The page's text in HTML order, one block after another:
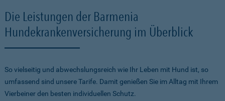
Die Leistungen der Barmenia
Hundekrankenversicherung im Überblick
So vielseitig und abwechslungsreich wie Ihr Leben mit Hund ist, so
umfassend sind unsere Tarife. Damit genießen Sie im Alltag mit Ihrem
Vierbeiner den besten individuellen Schutz.